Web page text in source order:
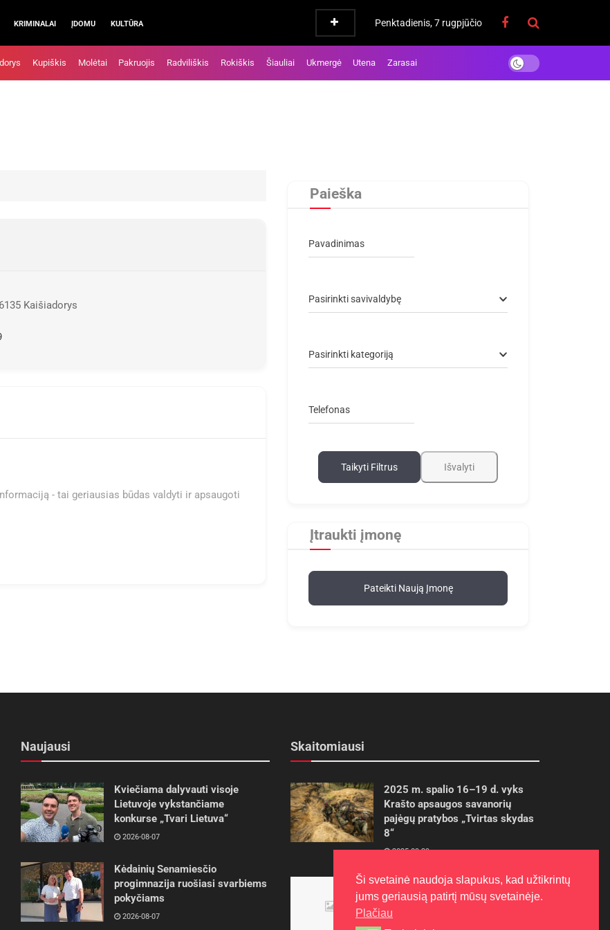
KRIMINALAI ĮDOMU KULTŪRA Penktadienis, 7 rugpjūčio
Kupiškis Molėtai Pakruojis Radviliškis Rokiškis Šiauliai Ukmergė Utena Zarasai
Kaišiadorys
- tai geriausias būdas valdyti ir apsaugoti
Paieška
Pavadinimas
Pasirinkti savivaldybę
Pasirinkti kategoriją
Telefonas
Taikyti Filtrus Išvalyti
Įtraukti įmonę
Pateikti Naują Įmonę
Naujausi
Kviečiama dalyvauti visoje
Lietuvoje vykstančiame
konkurse „Tvari Lietuva“
2026-08-07
Kėdainių Senamiesčio
progimnazija ruošiasi svarbiems
pokyčiams
2026-08-07
Skaitomiausi
2025 m. spalio 16–19 d. vyks
Krašto apsaugos savanorių
pajėgų pratybos „Tvirtas skydas
8“
2025-09-29
Panevėžietės tarptautinėje
programoje siekia aukso
2015-10-30
Ši svetainė naudoja slapukus, kad užtikrintų
jums geriausią patirtį mūsų svetainėje.
Plačiau